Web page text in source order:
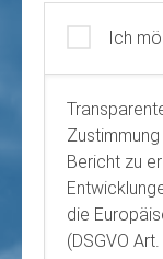
Ich
Bericht zu
die
(DSGVO